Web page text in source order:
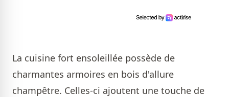
La cuisine fort ensoleillée possède de
charmantes armoires en bois d'allure
champêtre. Celles-ci ajoutent une touche de